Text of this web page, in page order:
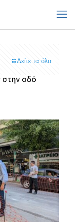
Δείτε τα όλα
στην οδό